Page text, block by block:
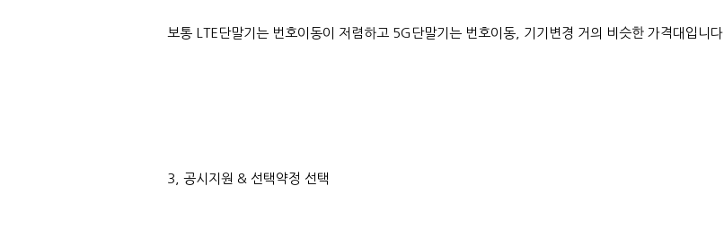
보통 LTE단말기는 번호이동이 저렴하고 5G단말기는 번호이동, 기기변경 거의 비슷한 가격대입니다.
3, 공시지원 & 선택약정 선택